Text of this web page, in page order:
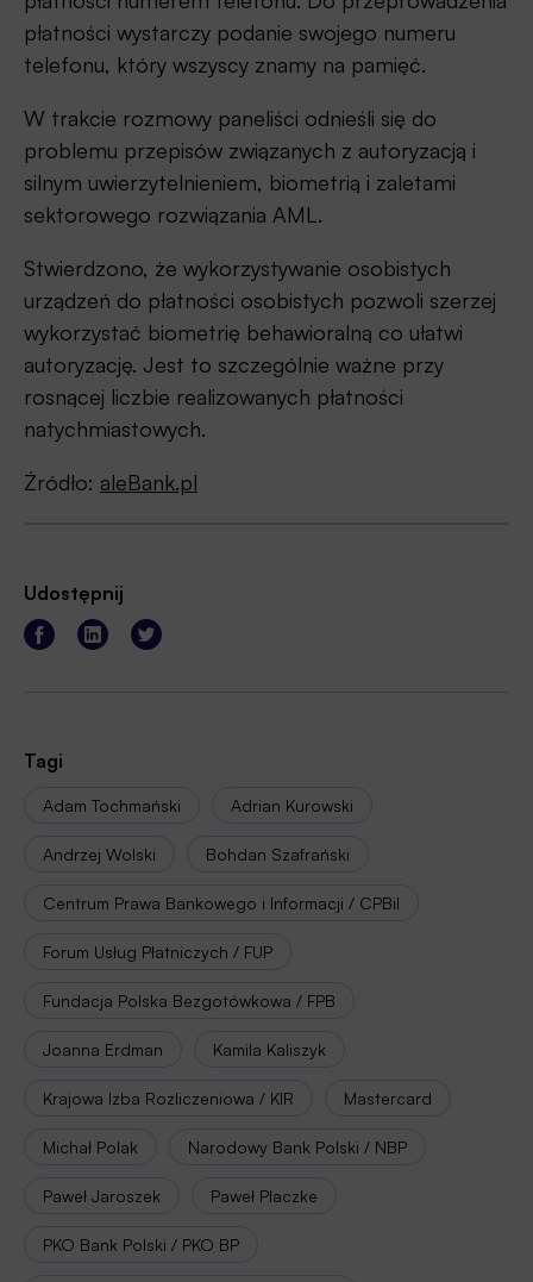
płatności wystarczy podanie swojego numeru
telefonu, który wszyscy znamy na pamięć.
W trakcie rozmowy paneliści odnieśli się do
problemu przepisów związanych z autoryzacją i
silnym uwierzytelnieniem, biometrią i zaletami
sektorowego rozwiązania AML.
Stwierdzono, że wykorzystywanie osobistych
urządzeń do płatności osobistych pozwoli szerzej
wykorzystać biometrię behawioralną co ułatwi
autoryzację. Jest to szczególnie ważne przy
rosnącej liczbie realizowanych płatności
natychmiastowych.
Źródło: aleBank.pl
Udostępnij
Tagi
Adam Tochmański Adrian Kurowski
Andrzej Wolski Bohdan Szafrański
Centrum Prawa Bankowego i Informacji / CPBiI
Forum Usług Płatniczych / FUP
Fundacja Polska Bezgotówkowa / FPB
Joanna Erdman Kamila Kaliszyk
Krajowa Izba Rozliczeniowa / KIR Mastercard
Michał Polak Narodowy Bank Polski / NBP
Paweł Jaroszek Paweł Placzke
PKO Bank Polski / PKO BP